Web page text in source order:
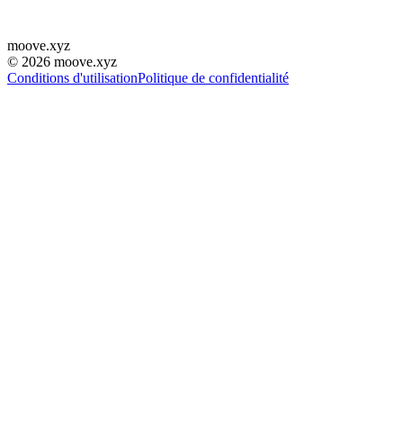
moove.xyz
© 2026 moove.xyz
Conditions d'utilisationPolitique de confidentialité